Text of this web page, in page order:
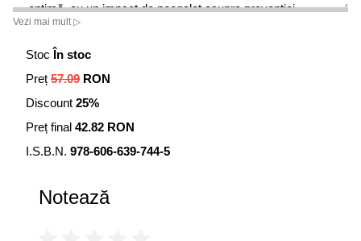
optimă, cu un impact de neegalat asupra prevenției,
imunității, dietei, îmbătrânirii și tulburărilor cronice.
Vezi mai mult ▷
Stoc În stoc
Preț 57.09 RON
Discount 25%
Preț final 42.82 RON
I.S.B.N. 978-606-639-744-5
Notează